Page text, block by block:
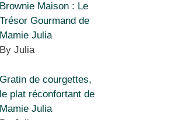
Brownie Maison : Le
Trésor Gourmand de
Mamie Julia
By Julia
Gratin de courgettes,
le plat réconfortant de
Mamie Julia